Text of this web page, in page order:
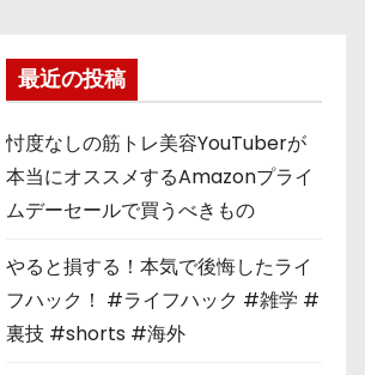
最近の投稿
忖度なしの筋トレ美容YouTuberが
本当にオススメするAmazonプライ
ムデーセールで買うべきもの
やると損する！本気で後悔したライ
フハック！ #ライフハック #雑学 #
裏技 #shorts #海外